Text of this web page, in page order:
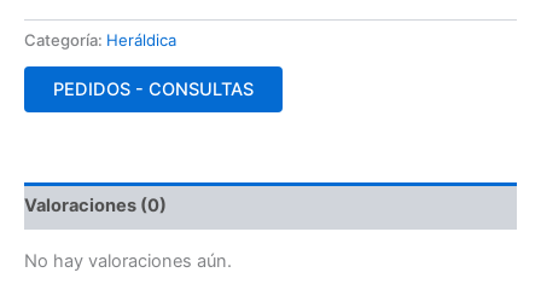
Categoría: Heráldica
PEDIDOS - CONSULTAS
Valoraciones (0)
No hay valoraciones aún.